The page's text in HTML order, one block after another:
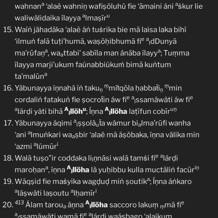
wahnana ‘alaë wahniṇ wafiṣöluhü fie ‘āmaini áni aṡkur lie
waliwälidaika ílayya almaṣīru
Waíṅ jähadāka ‘alaẽ áṅ tuṡrika bie mā laisa laka bihï
‘ilmuṅ falā tuṭi’humā, waṣōḥibhumā fie a
ldDunyā
ma’rūfaṇa, waattabi’ sabīla man ánāba ílayya; Ṫuṃma
ílayya marji’ukum faúnabbiúkuṁ bimā kuṅtum
ta’malūna
Yäbunayya íṇnahã íṅ takuṇ
ṃmiṫqōla ḥabbaẗiṇ
ṃmin
cordaliṅ fatakuṅ fie ṣocroẗin áw fie a
lssamäwäti áw fie
alárḍi yàti bihā A
lllöhu; Íṇna A
lllöha laṭīfun cobīruṇ
Yäbunayya áqimi a
lṣṣoläuẗa wàmur bialma’rūfi wanha
‘ani almuṅkari waaṣbir ‘alaë mã áṣöbaka, íṇna välika min
‘azmi alúmūri
Walā tuṣo”ir coddaka lilṇnāsi walā tamṡi fie alárḍi
maroḥana, íṇna A
lllöha lā yuḥibbu kulla muctāliṅ facūriṇ
Wāqṣid fie maṡyika wagḍuḍ miṅ ṣoutika; Íṇna áṅkaro
aláṣwäti laṣoutu alḥamīri
413 Álam taroua áṇna A
lllöha saccoro lakuṃ ṃmā fie
a
e a